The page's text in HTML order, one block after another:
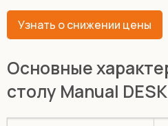
Узнать о снижении цены
Основные
столу Manual